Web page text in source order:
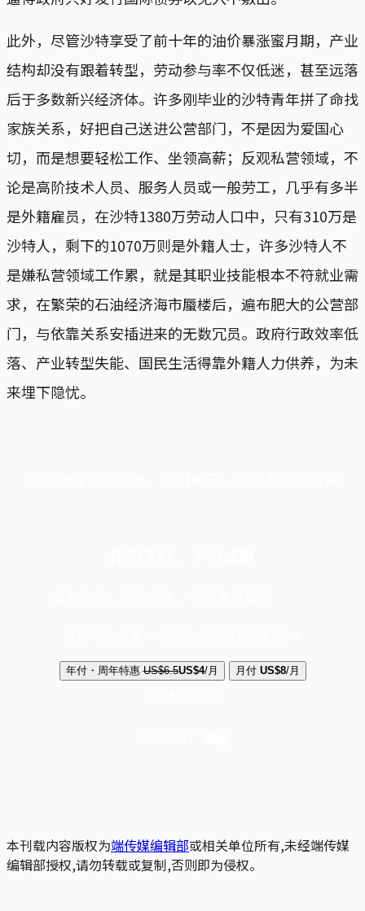
此外，尽管沙特享受了前十年的油价暴涨蜜月期，产业
结构却没有跟着转型，劳动参与率不仅低迷，甚至远落
后于多数新兴经济体。许多刚毕业的沙特青年拼了命找
家族关系，好把自己送进公营部门，不是因为爱国心
切，而是想要轻松工作、坐领高薪；反观私营领域，不
论是高阶技术人员、服务人员或一般劳工，几乎有多半
是外籍雇员，在沙特1380万劳动人口中，只有310万是
沙特人，剩下的1070万则是外籍人士，许多沙特人不
是嫌私营领域工作累，就是其职业技能根本不符就业需
求，在繁荣的石油经济海市蜃楼后，遍布肥大的公营部
门，与依靠关系安插进来的无数冗员。政府行政效率低
落、产业转型失能、国民生活得靠外籍人力供养，为未
来埋下隐忧。
年付・周年特惠 US$6.5US$4/月 月付 US$8/月
本刊载内容版权为端传媒编辑部或相关单位所有,未经端传媒
编辑部授权,请勿转载或复制,否则即为侵权。